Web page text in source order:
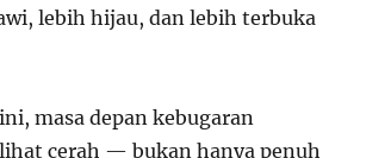
lebih hijau, dan lebih terbuka
masa depan kebugaran
cerah — bukan hanya penuh